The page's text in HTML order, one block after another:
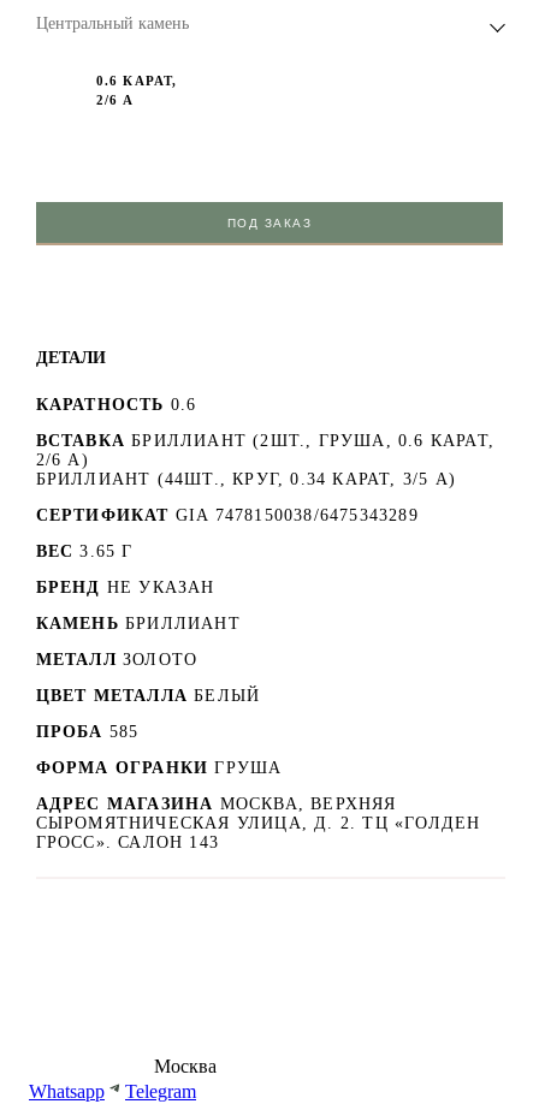
Центральный камень
0.6 КАРАТ,
2/6 А
ПОД ЗАКАЗ
ДЕТАЛИ
КАРАТНОСТЬ 0.6
ВСТАВКА БРИЛЛИАНТ (2ШТ., ГРУША, 0.6 КАРАТ,
2/6 А)
БРИЛЛИАНТ (44ШТ., КРУГ, 0.34 КАРАТ, 3/5 А)
СЕРТИФИКАТ GIA 7478150038/6475343289
ВЕС 3.65 Г
БРЕНД НЕ УКАЗАН
КАМЕНЬ БРИЛЛИАНТ
МЕТАЛЛ ЗОЛОТО
ЦВЕТ МЕТАЛЛА БЕЛЫЙ
ПРОБА 585
ФОРМА ОГРАНКИ ГРУША
АДРЕС МАГАЗИНА МОСКВА, ВЕРХНЯЯ
СЫРОМЯТНИЧЕСКАЯ УЛИЦА, Д. 2. ТЦ «ГОЛДЕН
ГРОСС». САЛОН 143
Москва
Whatsapp
Telegram